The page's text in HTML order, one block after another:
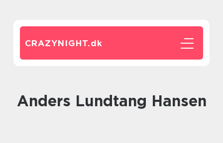
CRAZYNIGHT.dk
Anders Lundtang Hansen